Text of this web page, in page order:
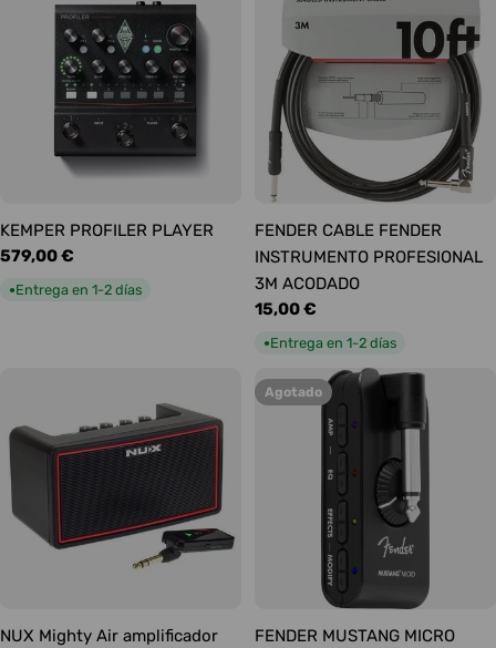
KEMPER PROFILER PLAYER
Precio
habitual
579,00 €
●Entrega en 1-2 días
FENDER CABLE FENDER
INSTRUMENTO PROFESIONAL
3M ACODADO
Precio
habitual
15,00 €
●Entrega en 1-2 días
NUX Mighty Air amplificador
Agotado
FENDER MUSTANG MICRO